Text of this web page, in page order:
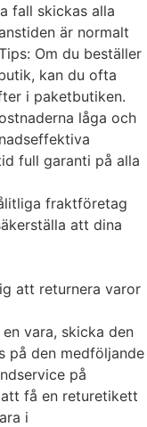
fall skickas alla
är normalt
Om du beställer
kan du ofta
i paketbutiken.
låga och
full garanti på alla
fraktföretag
att dina
att returnera varor
vara, skicka den
på den medföljande
på
få en returetikett
i